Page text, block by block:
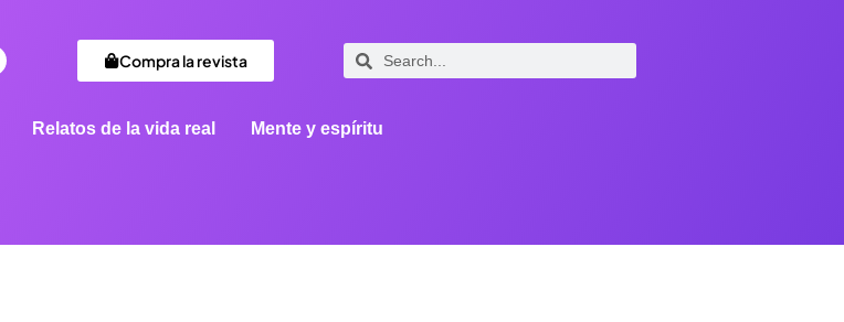
Compra la revista
Relatos de la vida real Mente y espíritu